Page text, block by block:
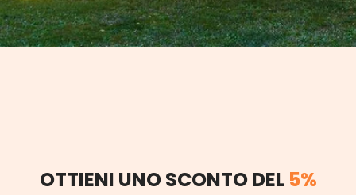
OTTIENI UNO SCONTO DEL 5%